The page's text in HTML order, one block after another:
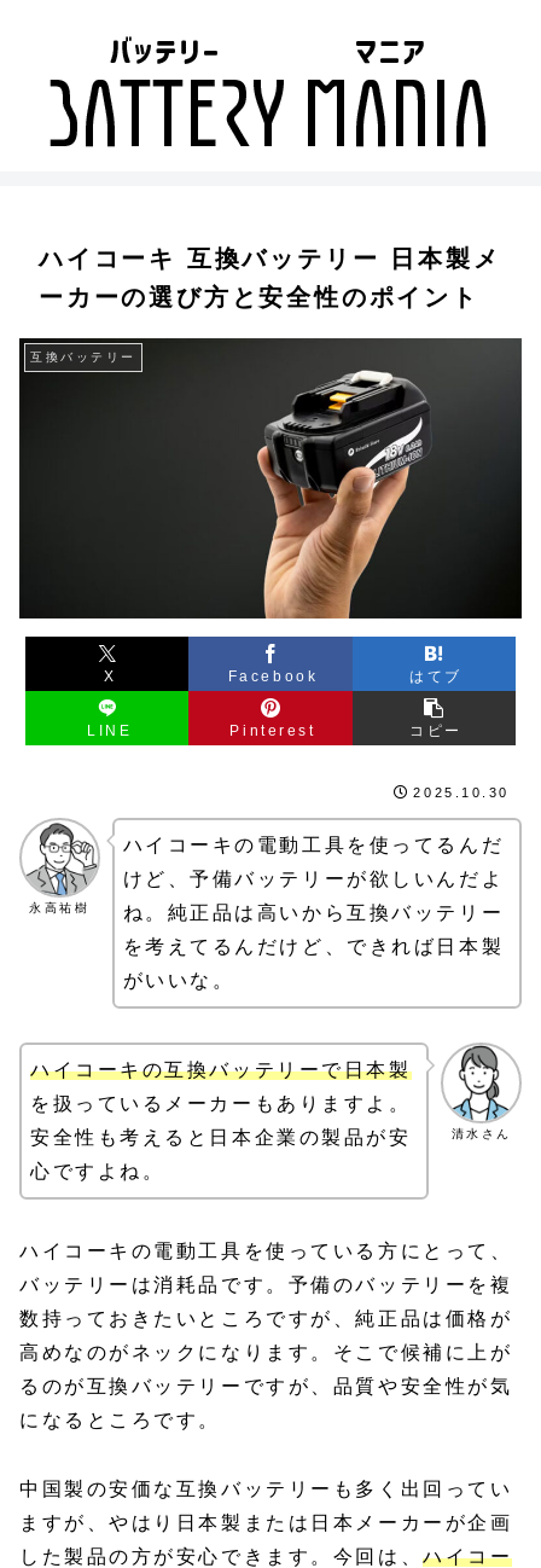
ハイコーキ 互換バッテリー 日本製メ
ーカーの選び方と安全性のポイント
互換バッテリー
X Facebook はてブ
LINE Pinterest コピー
2025.10.30
永高祐樹
ハイコーキの電動工具を使ってるんだ
けど、予備バッテリーが欲しいんだよ
ね。純正品は高いから互換バッテリー
を考えてるんだけど、できれば日本製
がいいな。
清水さん
ハイコーキの互換バッテリーで日本製
を扱っているメーカーもありますよ。
安全性も考えると日本企業の製品が安
心ですよね。
ハイコーキの電動工具を使っている方にとって、
バッテリーは消耗品です。予備のバッテリーを複
数持っておきたいところですが、純正品は価格が
高めなのがネックになります。そこで候補に上が
るのが互換バッテリーですが、品質や安全性が気
になるところです。
中国製の安価な互換バッテリーも多く出回ってい
ますが、やはり日本製または日本メーカーが企画
した製品の方が安心できます。今回は、ハイコー